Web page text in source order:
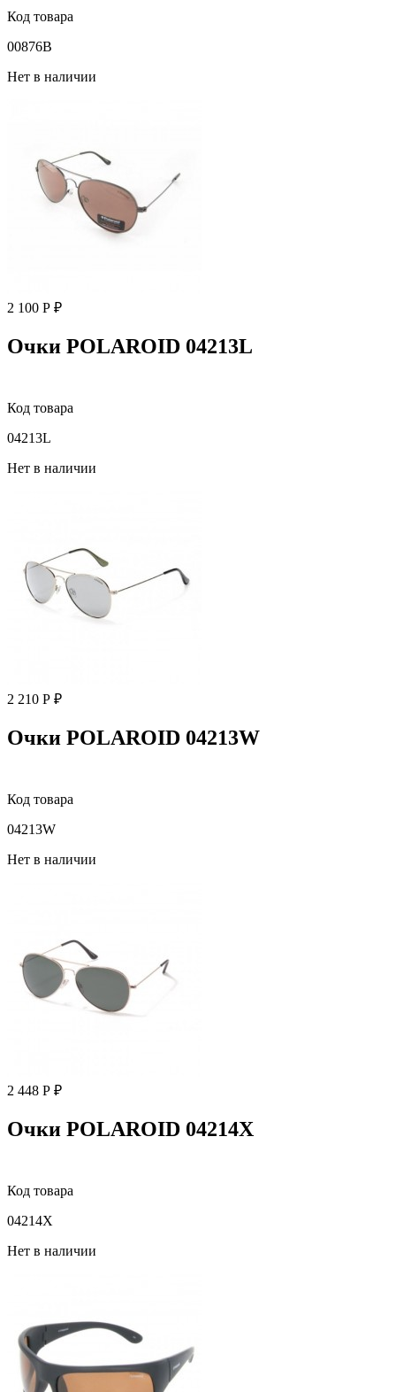
Код товара
00876B
Нет в наличии
2 100 Р ₽
Очки POLAROID 04213L
Код товара
04213L
Нет в наличии
2 210 Р ₽
Очки POLAROID 04213W
Код товара
04213W
Нет в наличии
2 448 Р ₽
Очки POLAROID 04214X
Код товара
04214X
Нет в наличии